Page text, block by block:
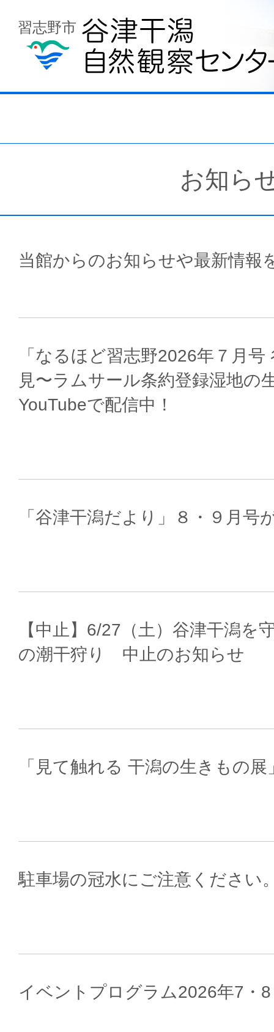
習志野市
お知ら
当館からのお知らせや最新情報
「なるほど習志野2026年７月
見〜ラムサール条約登録湿地の
YouTubeで配信中！
「谷津干潟だより」８・９月号
【中止】6/27（土）谷津干潟を
の潮干狩り 中止のお知らせ
「見て触れる 干潟の生きもの
駐車場の冠水にご注意ください
イベントプログラム2026年7・